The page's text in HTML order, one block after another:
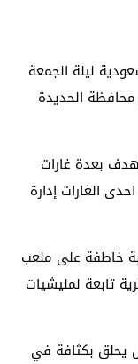
ليلة الجمعة
الحديدة
بعدة غارات
الغارات إدارة
خاطفة على ملعب
تابعة لمليشيات
يحلق بكثافة في